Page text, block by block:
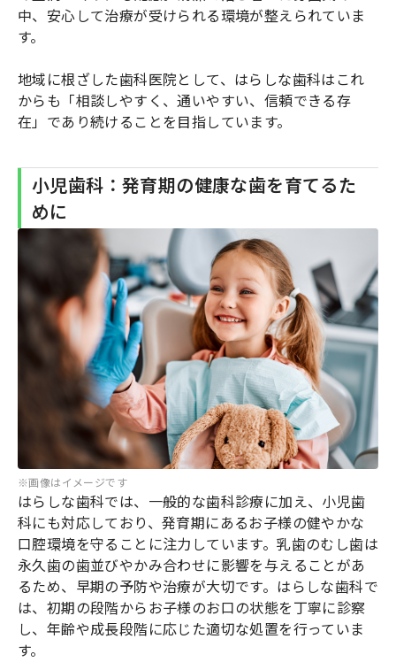
中、安心して治療が受けられる環境が整えられていま
す。
地域に根ざした歯科医院として、はらしな歯科はこれ
からも「相談しやすく、通いやすい、信頼できる存
在」であり続けることを目指しています。
小児歯科：発育期の健康な歯を育てるた
めに
※画像はイメージです
はらしな歯科では、一般的な歯科診療に加え、小児歯
科にも対応しており、発育期にあるお子様の健やかな
口腔環境を守ることに注力しています。乳歯のむし歯は
永久歯の歯並びやかみ合わせに影響を与えることがあ
るため、早期の予防や治療が大切です。はらしな歯科で
は、初期の段階からお子様のお口の状態を丁寧に診察
し、年齢や成長段階に応じた適切な処置を行っていま
す。